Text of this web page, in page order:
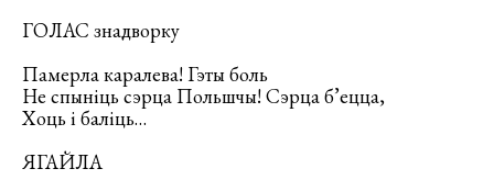
ГОЛАС знадворку
Памерла каралева! Гэты боль
Не спыніць сэрца Польшчы! Сэрца б’ецца,
Хоць і баліць…
ЯГАЙЛА